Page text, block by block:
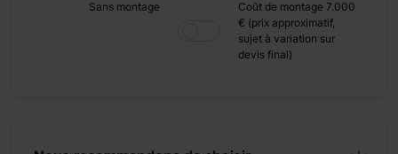
Sans montage
Coût de montage 7.000
€ (prix approximatif,
sujet à variation sur
devis final)
un café entouré